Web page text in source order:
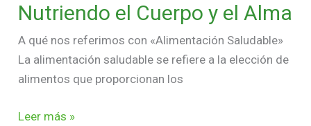
Nutriendo el Cuerpo y el Alma
A qué nos referimos con «Alimentación Saludable»
La alimentación saludable se refiere a la elección de
alimentos que proporcionan los
Leer más »